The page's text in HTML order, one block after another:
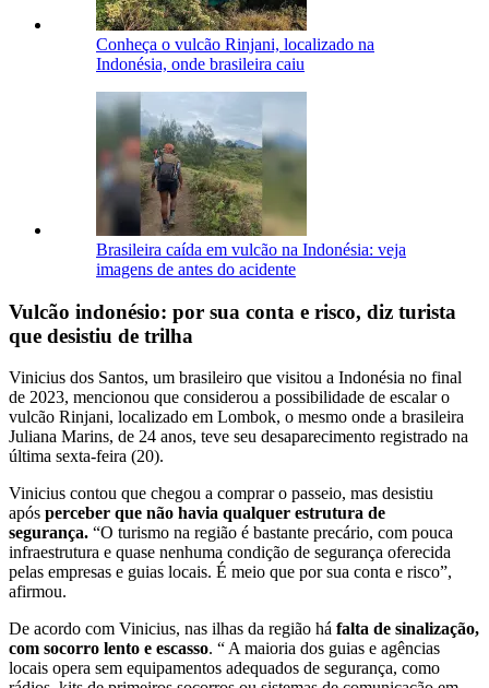
Conheça o vulcão Rinjani, localizado na
Indonésia, onde brasileira caiu
Brasileira caída em vulcão na Indonésia: veja
imagens de antes do acidente
Vulcão indonésio: por sua conta e risco, diz turista
que desistiu de trilha
Vinicius dos Santos, um brasileiro que visitou a Indonésia no final
de 2023, mencionou que considerou a possibilidade de escalar o
vulcão Rinjani, localizado em Lombok, o mesmo onde a brasileira
Juliana Marins, de 24 anos, teve seu desaparecimento registrado na
última sexta-feira (20).
Vinicius contou que chegou a comprar o passeio, mas desistiu
após perceber que não havia qualquer estrutura de
segurança. “O turismo na região é bastante precário, com pouca
infraestrutura e quase nenhuma condição de segurança oferecida
pelas empresas e guias locais. É meio que por sua conta e risco”,
afirmou.
De acordo com Vinicius, nas ilhas da região há falta de sinalização,
com socorro lento e escasso. “ A maioria dos guias e agências
locais opera sem equipamentos adequados de segurança, como